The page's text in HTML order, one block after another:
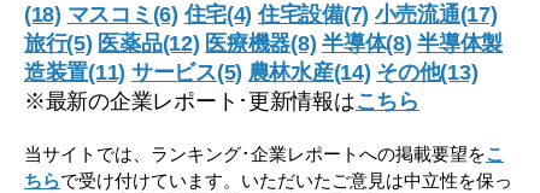
(18) マスコミ(6) 住宅(4) 住宅設備(7) 小売流通(17)
旅行(5) 医薬品(12) 医療機器(8) 半導体(8) 半導体製
造装置(11) サービス(5) 農林水産(14) その他(13)
※最新の企業レポート･更新情報はこちら
当サイトでは、ランキング･企業レポートへの掲載要望をこ
ちらで受け付けています。いただいたご意見は中立性を保っ